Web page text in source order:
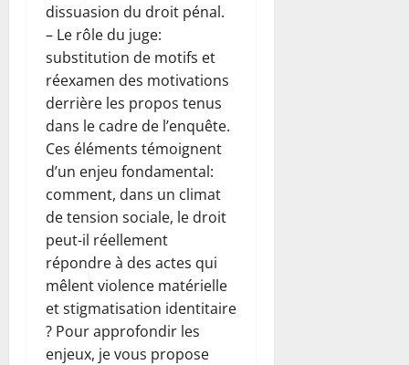
dissuasion du droit pénal.
– Le rôle du juge:
substitution de motifs et
réexamen des motivations
derrière les propos tenus
dans le cadre de l’enquête.
Ces éléments témoignent
d’un enjeu fondamental:
comment, dans un climat
de tension sociale, le droit
peut-il réellement
répondre à des actes qui
mêlent violence matérielle
et stigmatisation identitaire
? Pour approfondir les
enjeux, je vous propose